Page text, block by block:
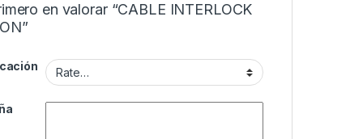
en valorar “CABLE INTERLOCK